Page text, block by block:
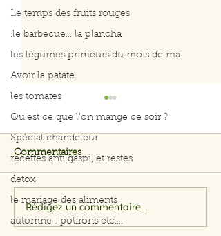
Le temps des fruits rouges
.le barbecue... la plancha
les légumes primeurs du mois de ma
Avoir la patate
les tomates
Qu’est ce que l’on mange ce soir ?
Spécial chandeleur
recettes anti gaspi, et restes
detox
le mariage des aliments
automne : potirons etc....
Filet de saumon aux
herbes et citron
Commentaires
Rédigez un commentaire...